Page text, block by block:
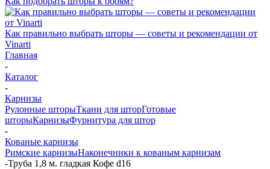
Как правильно выбрать шторы — советы и рекомендации от
Vinarti
Главная
-
Каталог
-
Карнизы
Рулонные шторыТкани для шторГотовые
шторыКарнизыФурнитура для штор
-
Кованые карнизы
Римские карнизыНаконечники к кованым карнизам
-Труба 1,8 м. гладкая Кофе d16